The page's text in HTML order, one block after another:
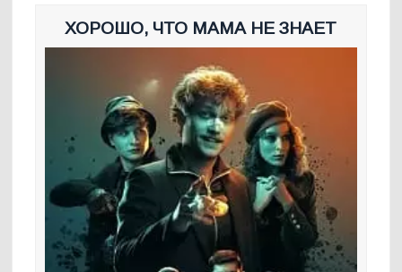
ХОРОШО, ЧТО МАМА НЕ ЗНАЕТ